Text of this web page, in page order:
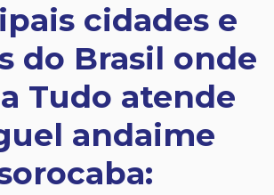
cidades e
do Brasil onde
Tudo atende
andaime